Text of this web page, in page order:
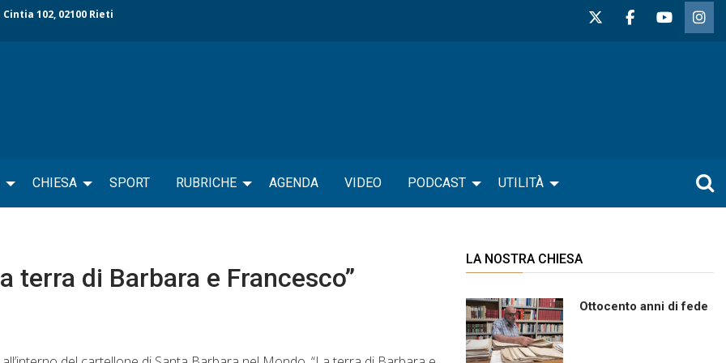
Cintia 102, 02100 Rieti
CHIESA SPORT RUBRICHE AGENDA VIDEO PODCAST UTILITÀ
terra di Barbara e Francesco”
LA NOSTRA CHIESA
Ottocento anni di fede